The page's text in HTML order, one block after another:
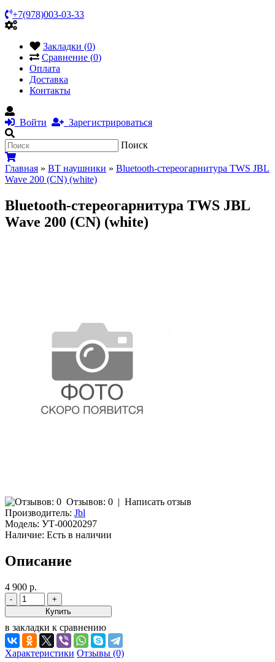
+7(978)003-03-33
Закладки (0)
Сравнение (0)
Оплата
Доставка
Контакты
Войти Зарегистрироваться
Поиск
Главная » BT наушники » Bluetooth-стереогарнитура TWS JBL
Wave 200 (CN) (white)
Bluetooth-стереогарнитура TWS JBL
Wave 200 (CN) (white)
Отзывов: 0 | Написать отзыв
Производитель: Jbl
Модель: УТ-00020297
Наличие: Есть в наличии
Описание
4 900 р.
в закладки к сравнению
Характеристики Отзывы (0)